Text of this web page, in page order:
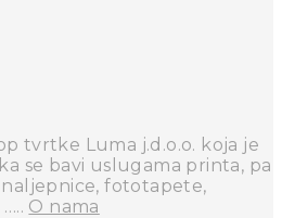
tvrtke Luma j.d.o.o. koja je
se bavi uslugama printa, pa
fototapete,
O nama